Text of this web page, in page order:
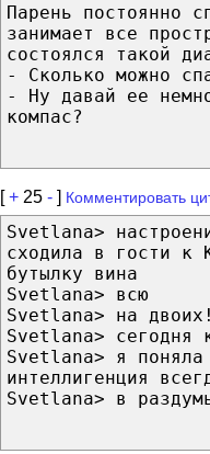
Парень постоянно
занимает все
состоялся такой
- Сколько можно
- Ну давай ее
компас?
[+ 25 - ] Комментировать
Svetlana>
сходила в гости к
бутылку вина
Svetlana> всю
Svetlana> на
Svetlana> сегодня
Svetlana> я поняла
интеллигенция
Svetlana> в